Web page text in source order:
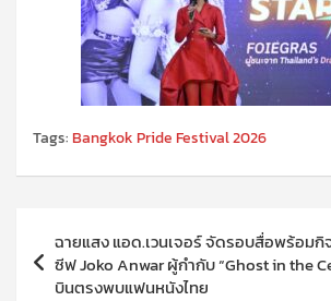
Tags:Bangkok Pride Festival 2026
เรื่องฉายแสง แอด.เวนเจอร์ จัดรอบสื่อพร้อม
ซีฟ Joko Anwar ผู้กำกับ “Ghost in the
บินตรงพบแฟนหนังไทย